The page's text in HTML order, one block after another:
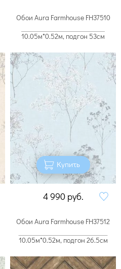
Обои Aura Farmhouse FH37510
10.05м*0.52м, подгон 53см
Купить
4 990 руб.
Обои Aura Farmhouse FH37512
10.05м*0.52м, подгон 26.5см